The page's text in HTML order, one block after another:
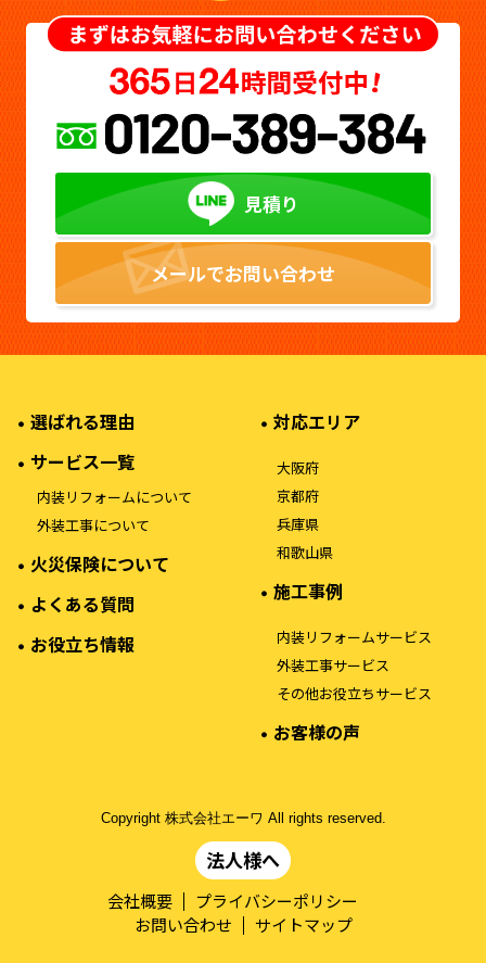
見積り
メールでお問い合わせ
選ばれる理由
サービス一覧
内装リフォームについて
外装工事について
火災保険について
よくある質問
お役立ち情報
対応エリア
大阪府
京都府
兵庫県
和歌山県
施工事例
内装リフォームサービス
外装工事サービス
その他お役立ちサービス
お客様の声
Copyright 株式会社エーワ All rights reserved.
法人様へ
会社概要
プライバシーポリシー
お問い合わせ
サイトマップ